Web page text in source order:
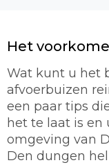
Het
Wat kunt u het
afvoerbuizen
een paar tips
het te laat is
omgeving van
Den dungen